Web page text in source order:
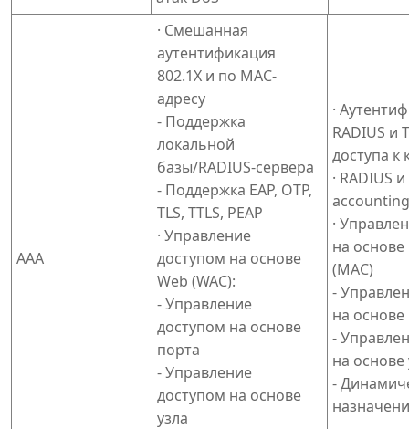
AAA
· Смешанная
аутентификация
802.1X и по MAC-
адресу
- Поддержка
локальной
базы/RADIUS-сервера
- Поддержка EAP, OTP,
TLS, TTLS, PEAP
· Управление
доступом на основе
Web (WAC):
- Управление
доступом на основе
порта
- Управление
доступом на основе
узла
·
RADIUS и
доступа к
· RADIUS
accounting
·
на основе
(MAC)
-
на основе
-
на основе
-